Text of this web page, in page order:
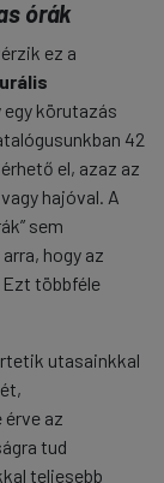
órák
ez a
egy körutazás
42
el, azaz az
hajóval. A
sem
hogy az
többféle
utasainkkal
az
tud
teljesebb